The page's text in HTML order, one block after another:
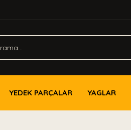
YEDEK PARÇALAR YAGLAR